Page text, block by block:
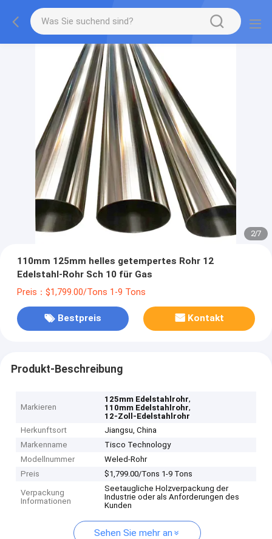
2/7
110mm 125mm helles getempertes Rohr 12
Edelstahl-Rohr Sch 10 für Gas
Preis：$1,799.00/Tons 1-9 Tons
Bestpreis Kontakt
Produkt-Beschreibung
Markieren
125mm Edelstahlrohr,
110mm Edelstahlrohr,
12-Zoll-Edelstahlrohr
Herkunftsort
Jiangsu, China
Markenname
Tisco Technology
Modellnummer
Weled-Rohr
Preis
$1,799.00/Tons 1-9 Tons
Verpackung
Informationen
Seetaugliche Holzverpackung der
Industrie oder als Anforderungen des
Kunden
Sehen Sie mehr an